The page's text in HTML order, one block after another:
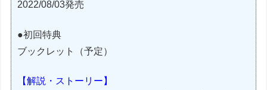
2022/08/03発売
●初回特典
ブックレット（予定）
【解説・ストーリー】